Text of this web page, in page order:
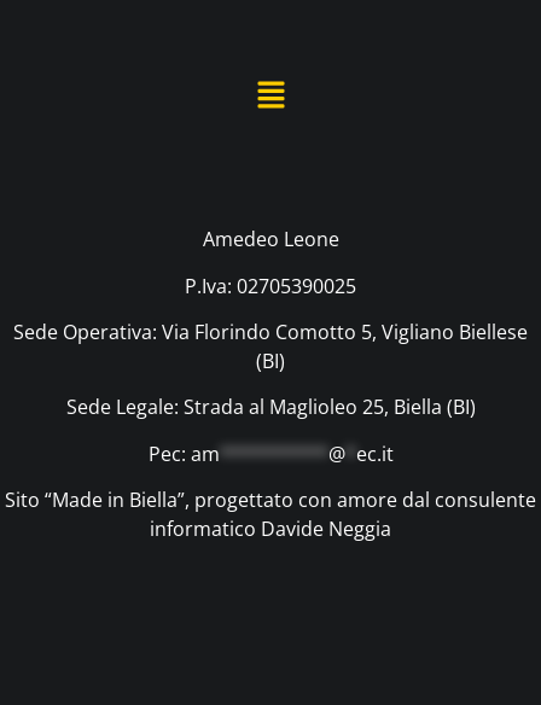
Amedeo Leone
P.Iva: 02705390025
Sede Operativa: Via Florindo Comotto 5, Vigliano Biellese
(BI)
Sede Legale: Strada al Maglioleo 25, Biella (BI)
Pec: am ********** @* ec.it
Sito “Made in Biella”, progettato con amore dal consulente
informatico Davide Neggia